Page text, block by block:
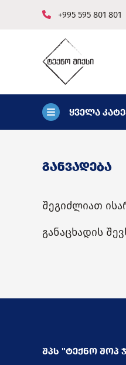
+995 595 801 801
ყველა
განვადება
შეგიძლიათ
განაცხადის
შპს "ტექნო შოპ